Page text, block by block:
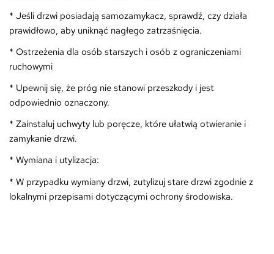
* Jeśli drzwi posiadają samozamykacz, sprawdź, czy działa
prawidłowo, aby uniknąć nagłego zatrzaśnięcia.
* Ostrzeżenia dla osób starszych i osób z ograniczeniami
ruchowymi
* Upewnij się, że próg nie stanowi przeszkody i jest
odpowiednio oznaczony.
* Zainstaluj uchwyty lub poręcze, które ułatwią otwieranie i
zamykanie drzwi.
* Wymiana i utylizacja:
* W przypadku wymiany drzwi, zutylizuj stare drzwi zgodnie z
lokalnymi przepisami dotyczącymi ochrony środowiska.